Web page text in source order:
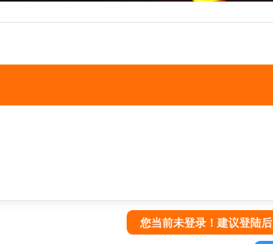
您当前未登录！建议登陆